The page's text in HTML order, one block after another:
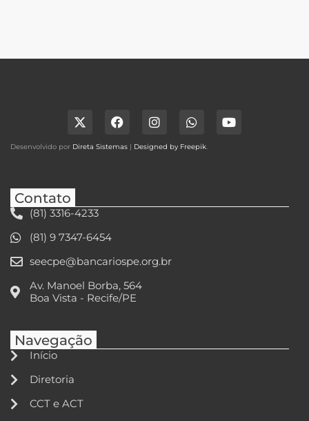
Desenvolvido por Direta Sistemas | Designed by Freepik.
Contato
(81) 3316-4233
(81) 9 7347-6454
seecpe@bancariospe.org.br
Av. Manoel Borba, 564
Boa Vista - Recife/PE
Navegação
Início
Diretoria
CCT e ACT